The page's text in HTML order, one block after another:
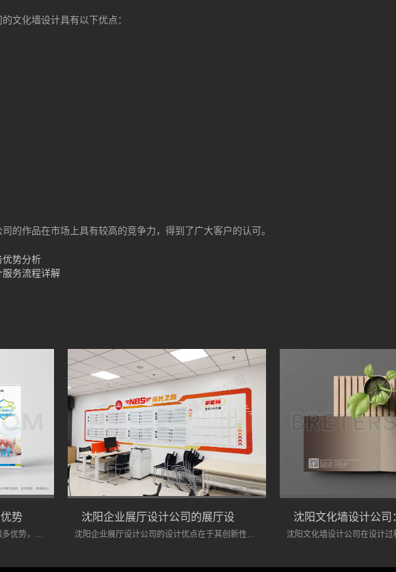
文化墙设计具有以下优点：
的作品在市场上具有较高的竞争力，得到了广大客户的认可。
优势分析
务流程详解
沈阳企业展厅设计公司在服务上具有诸多优势，能够为企业提供专业化的设计服务。如果您正在寻找专业的展厅设计公司，不妨将沈阳的企业展厅设计公司纳入考虑范围。 沈阳企业展厅设计公司的设计优点在于其创新性、功能性、灵活性、环保意识和良好的售后服务。企业在选择展厅设计时，可以考虑这些因素，以确保展厅能够有效展示品牌形象，吸引目标客户。